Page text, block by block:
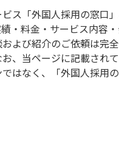
運送・ドライバー
自動車整備
宿泊
外食
農業
ス「外国人採用の窓口
・料金・サービス内容
および紹介のご依頼は完
、当ページに記載され
はなく、「外国人採用